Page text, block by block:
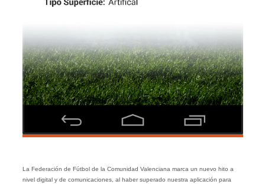
La Federación de Fútbol de la Comunidad Valenciana marca un nuevo hito a
nivel digital y de comunicaciones, al haber superado nuestra aplicación para